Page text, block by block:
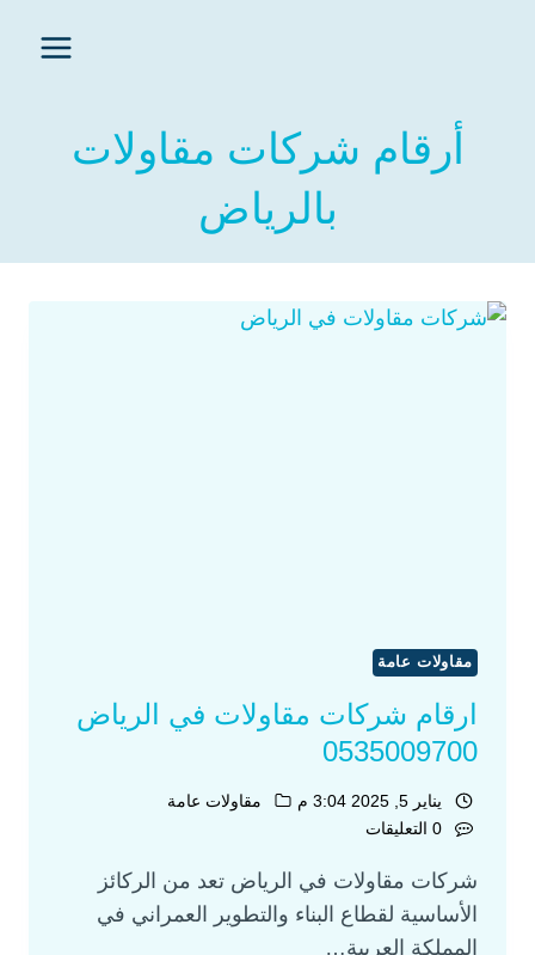
أرقام شركات مقاولات
بالرياض
مقاولات عامة
ارقام شركات مقاولات في الرياض
0535009700
يناير 5, 2025 3:04 م
مقاولات عامة
0 التعليقات
شركات مقاولات في الرياض تعد من الركائز
الأساسية لقطاع البناء والتطوير العمراني في
المملكة العربية…